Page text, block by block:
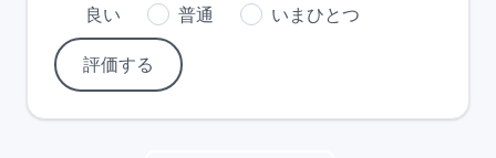
良い
普通 いまひとつ